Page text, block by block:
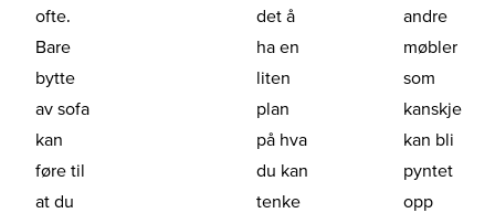
ofte.
Bare
bytte
av sofa
kan
føre til
at du
det å
ha en
liten
plan
på hva
du kan
tenke
andre
møbler
som
kanskje
kan bli
pyntet
opp